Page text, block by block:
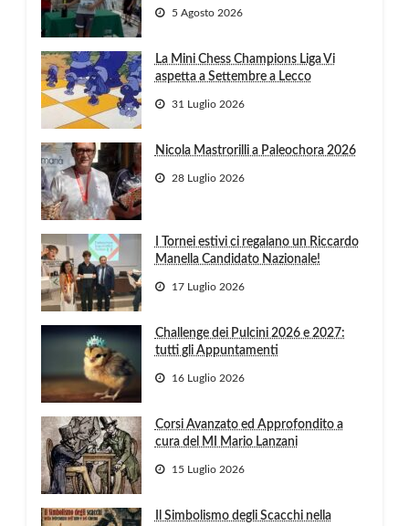
5 Agosto 2026
La Mini Chess Champions Liga Vi
aspetta a Settembre a Lecco
31 Luglio 2026
Nicola Mastrorilli a Paleochora 2026
28 Luglio 2026
I Tornei estivi ci regalano un Riccardo
Manella Candidato Nazionale!
17 Luglio 2026
Challenge dei Pulcini 2026 e 2027:
tutti gli Appuntamenti
16 Luglio 2026
Corsi Avanzato ed Approfondito a
cura del MI Mario Lanzani
15 Luglio 2026
Il Simbolismo degli Scacchi nella